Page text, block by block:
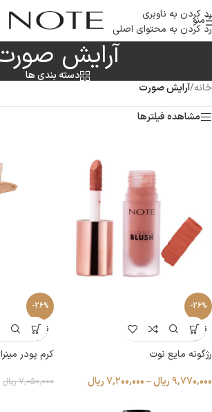
رد کردن به ناوبری
رد کردن به محتوای اصلی
منو
آرایش
دسته بندی ها
خانه/آرایش صورت
مشاهده فیلترها
-26%
ناموجو
د
رژگونه مایع نوت
۹,۷۷۰,۰۰۰ریال–۷,۲۰۰,۰۰۰ریال
-26%
ناموجو
د
کرم پودر
۷,۰۵۰,۰۰۰ ریال